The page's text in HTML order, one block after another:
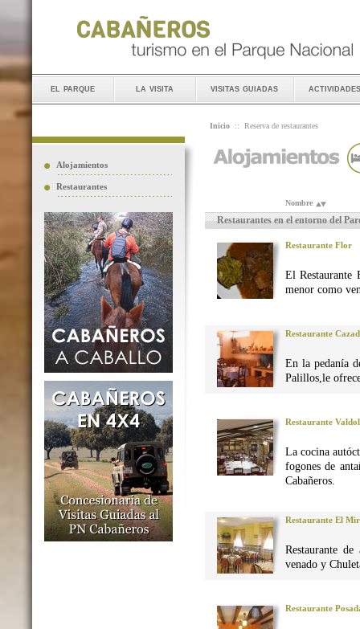
el parque la visita visitas guiadas actividades
Alojamientos
Restaurantes
Inicio :: Reserva de restaurantes
Nombre
Restaurantes en el entorno del
Restaurante Flor
El Restaurante
menor como
Restaurante
En la pedanía
Palillos,le
Restaurante
La cocina
fogones de
Cabañeros.
Restaurante El
Restaurante
venado y
Restaurante